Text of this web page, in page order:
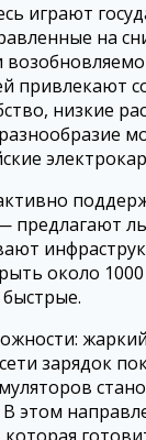
играют
на
привлекают
низкие
предлагают
около
зарядок
этом